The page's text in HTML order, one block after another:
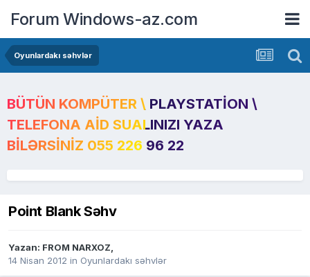
Forum Windows-az.com
Oyunlardakı səhvlər
BÜTÜN KOMPÜTER \ PLAYSTATION \
TELEFONA AID SUALINIZI YAZA
BILƏRSINIZ 055 226 96 22
Point Blank Səhv
Yazan: FROM NARXOZ,
14 Nisan 2012 in Oyunlardakı səhvlər